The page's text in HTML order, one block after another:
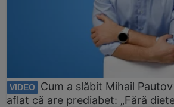
VIDEO
Cum a slăbit Mihail
aflat că are prediabet: „Fără